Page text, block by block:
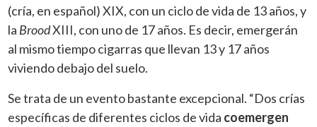
(cría, en español) XIX, con un ciclo de vida de 13 años, y
la BroodXIII, con uno de 17 años. Es decir, emergerán
al mismo tiempo cigarras que llevan 13 y 17 años
viviendo debajo del suelo.
Se trata de un evento bastante excepcional. “Dos crías
específicas de diferentes ciclos de vida coemergen